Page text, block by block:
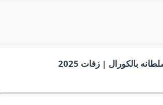
بالكورال | زفات 2025